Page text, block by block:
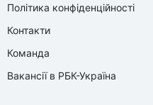
Політика конфіденційності
Контакти
Команда
Вакансії в РБК-Україна